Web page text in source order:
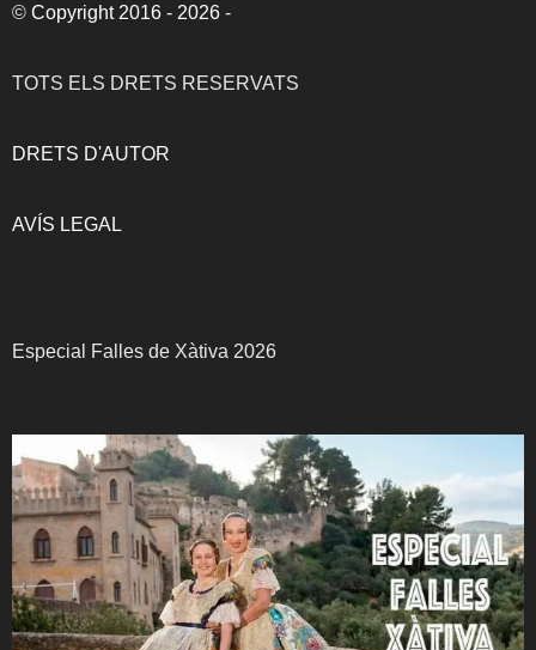
© Copyright 2016 - 2026 -
TOTS ELS DRETS RESERVATS
DRETS D'AUTOR
AVÍS LEGAL
Especial Falles de Xàtiva 2026